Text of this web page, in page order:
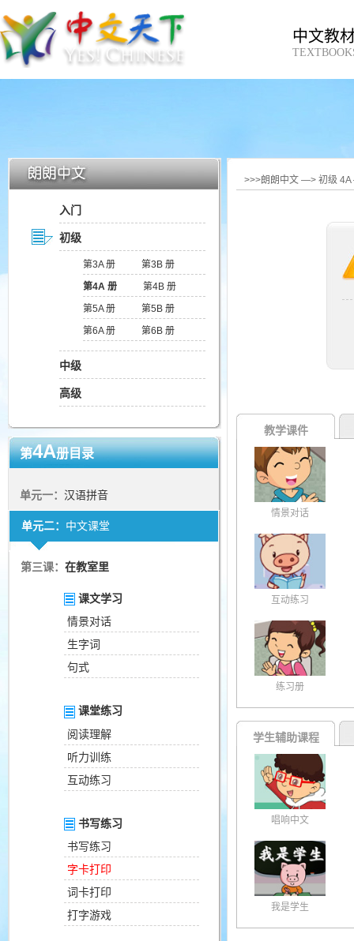
中文教
入门
初级
第3A 册
第3B 册
第4A 册
第4B 册
第5A 册
第5B 册
第6A 册
第6B 册
中级
高级
第4A册目录
单元一： 汉语拼音
单元二： 中文课堂
第三课： 在教室里
课文学习
情景对话
生字词
句式
课堂练习
阅读理解
听力训练
互动练习
书写练习
书写练习
字卡打印
词卡打印
打字游戏
>>>朗朗中文 —> 初级
教学课件
情景对话
互动练习
练习册
学生辅助课程
唱响中文
我是学生